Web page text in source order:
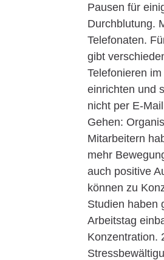
Pausen für
Durchblutung.
Telefonaten.
gibt
Telefonieren
einrichten und
nicht per E-
Gehen:
Mitarbeitern
mehr
auch positive
können zu
Studien haben
Arbeitstag
Konzentration.